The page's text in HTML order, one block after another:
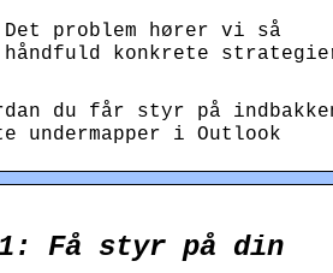
problem hører vi så
konkrete
du får styr på
i Outlook
Få styr på din